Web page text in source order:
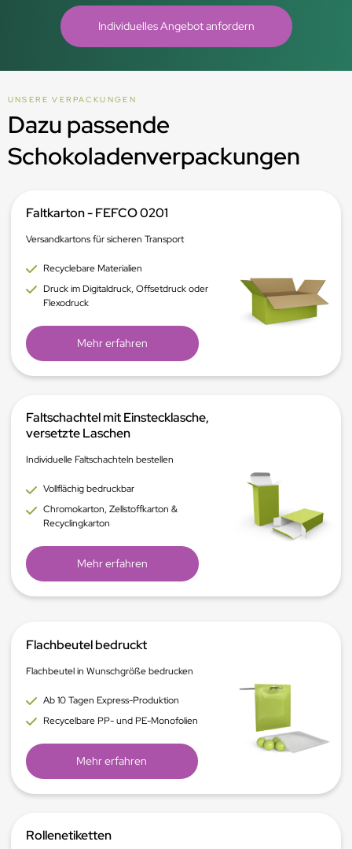
Individuelles Angebot anfordern
UNSERE VERPACKUNGEN
Dazu passende
Schokoladenverpackungen
Faltkarton - FEFCO 0201
Versandkartons für sicheren Transport
Recyclebare Materialien
Druck im Digitaldruck, Offsetdruck oder
Flexodruck
Mehr erfahren
Faltschachtel mit Einstecklasche,
versetzte Laschen
Individuelle Faltschachteln bestellen
Vollflächig bedruckbar
Chromokarton, Zellstoffkarton &
Recyclingkarton
Mehr erfahren
Flachbeutel bedruckt
Flachbeutel in Wunschgröße bedrucken
Ab 10 Tagen Express-Produktion
Recycelbare PP- und PE-Monofolien
Mehr erfahren
Rollenetiketten